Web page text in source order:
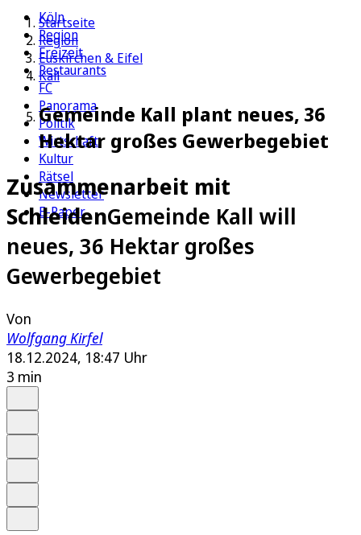
Köln
Region
Freizeit
Restaurants
FC
Panorama
Politik
Wirtschaft
Kultur
Rätsel
Newsletter
E-Paper
Startseite
Region
Euskirchen & Eifel
Kall
Gemeinde Kall plant neues, 36
Hektar großes Gewerbegebiet
Zusammenarbeit mit
SchleidenGemeinde Kall will
neues, 36 Hektar großes
Gewerbegebiet
Von
Wolfgang Kirfel
18.12.2024, 18:47 Uhr
3 min